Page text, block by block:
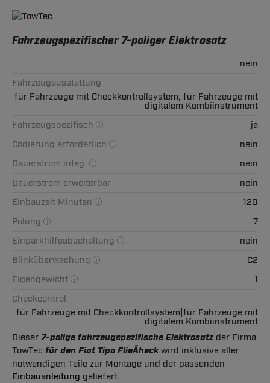
Fahrzeugspezifischer 7-poliger Elektrosatz
nein
Fahrzeugausstattung
für Fahrzeuge mit Checkkontrollsystem, für Fahrzeuge mit
digitalem Kombiinstrument
Fahrzeugspezifisch
ja
Codierung erforderlich
nein
Dauerstrom integ.
nein
Dauerstrom erweiterbar
nein
Einbauzeit Minuten
120
Polung
7
Einparkhilfeabschaltung
nein
Blinküberwachung
C2
Eigengewicht
1
Checkcontrol
für Fahrzeuge mit Checkkontrollsystem|für Fahrzeuge mit
digitalem Kombiinstrument
Dieser 7-polige fahrzeugspezifische Elektrosatz der Firma
TowTec für den Fiat Tipo FlieÃheckwird inklusive aller
notwendigen Teile zur Montage und der passenden
Einbauanleitung geliefert.